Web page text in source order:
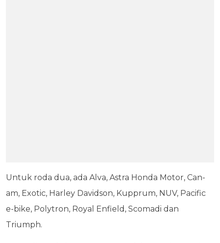
Untuk roda dua, ada Alva, Astra Honda Motor, Can-
am, Exotic, Harley Davidson, Kupprum, NUV, Pacific
e-bike, Polytron, Royal Enfield, Scomadi dan
Triumph.